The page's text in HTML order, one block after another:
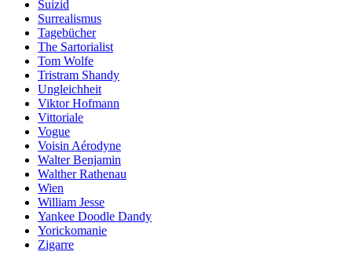
Suizid
Surrealismus
Tagebücher
The Sartorialist
Tom Wolfe
Tristram Shandy
Ungleichheit
Viktor Hofmann
Vittoriale
Vogue
Voisin Aérodyne
Walter Benjamin
Walther Rathenau
Wien
William Jesse
Yankee Doodle Dandy
Yorickomanie
Zigarre